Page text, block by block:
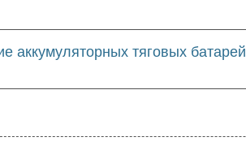
аккумуляторных тяговых батарей